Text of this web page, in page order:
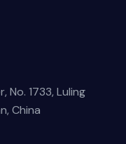
1733, Luling
China